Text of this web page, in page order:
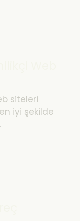
siteleri
iyi şekilde